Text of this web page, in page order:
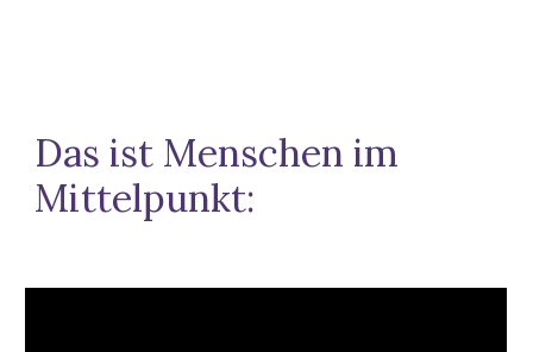
Das ist Menschen im
Mittelpunkt: